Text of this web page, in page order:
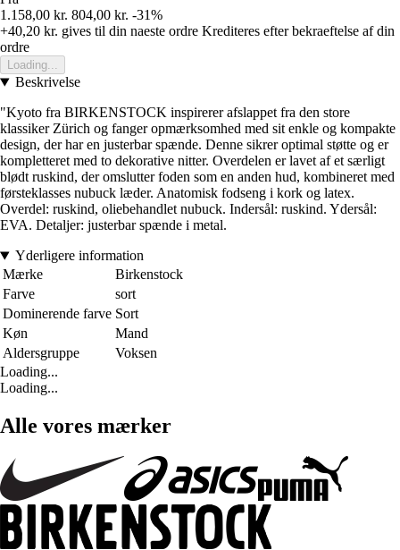
1.158,00 kr. 804,00 kr. -31%
+40,20 kr. gives til din naeste ordre Krediteres efter bekraeftelse af din
ordre
Loading...
Beskrivelse
"Kyoto fra BIRKENSTOCK inspirerer afslappet fra den store
klassiker Zürich og fanger opmærksomhed med sit enkle og kompakte
design, der har en justerbar spænde. Denne sikrer optimal støtte og er
kompletteret med to dekorative nitter. Overdelen er lavet af et særligt
blødt ruskind, der omslutter foden som en anden hud, kombineret med
førsteklasses nubuck læder. Anatomisk fodseng i kork og latex.
Overdel: ruskind, oliebehandlet nubuck. Indersål: ruskind. Ydersål:
EVA. Detaljer: justerbar spænde i metal.
Yderligere information
Mærke
Birkenstock
Farve
sort
Dominerende farve Sort
Køn
Mand
Aldersgruppe
Voksen
Loading...
Loading...
Alle vores mærker